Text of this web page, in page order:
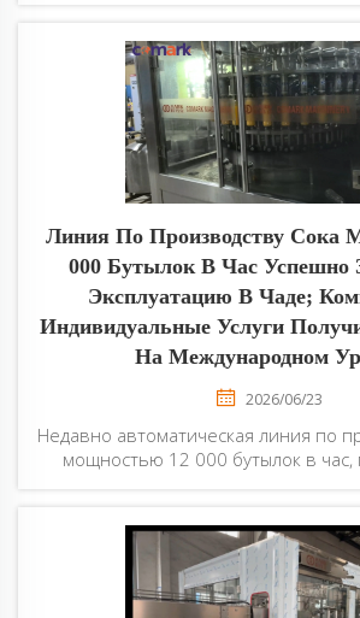
характеристики
производства и общая
Линия По Производству Сока
000 Бутылок В Час Успешно
Эксплуатацию В Чаде;
Индивидуальные Услуги
На Международном
2026/06/23
Недавно автоматическая линия по
мощностью 12 000 бутылок в час,
стабильный режим промышленной
линия работает
производительность полностью
требованиям